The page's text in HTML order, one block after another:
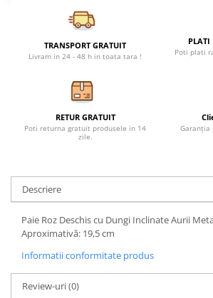
TRANSPORT GRATUIT
Livram in 24 - 48 h in toata tara !
PLATI
Poti plati
RETUR GRATUIT
Poti returna gratuit produsele in 14
zile.
Garanția
Descriere
Paie Roz Deschis cu Dungi Inclinate Aurii
Aproximativă: 19,5 cm
Informatii conformitate produs
Review-uri(0)